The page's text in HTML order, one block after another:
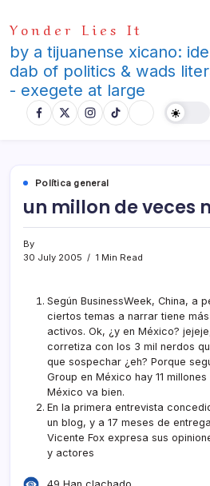
to
content
Yonder Lies It
by a tijuanense xicano:
dab of politics & wads
- exegete at large
Polí­tica general
un millon de veces
By
30 July 2005
1 Min Read
Según BusinessWeek, China, a
ciertos temas a narrar tiene
activos. Ok, ¿y en México?
corretiza con los 3 mil nerdos
que sospechar ¿eh? Porque
Group en México hay 11 millones
México va bien.
En la primera entrevista
un blog, y a 17 meses de
Vicente Fox expresa sus
y actores